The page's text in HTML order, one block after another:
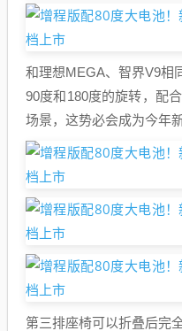
和理想MEGA、智界V9相
90度和180度的旋转，配
场景，这势必会成为今年
第三排座椅可以折叠后完